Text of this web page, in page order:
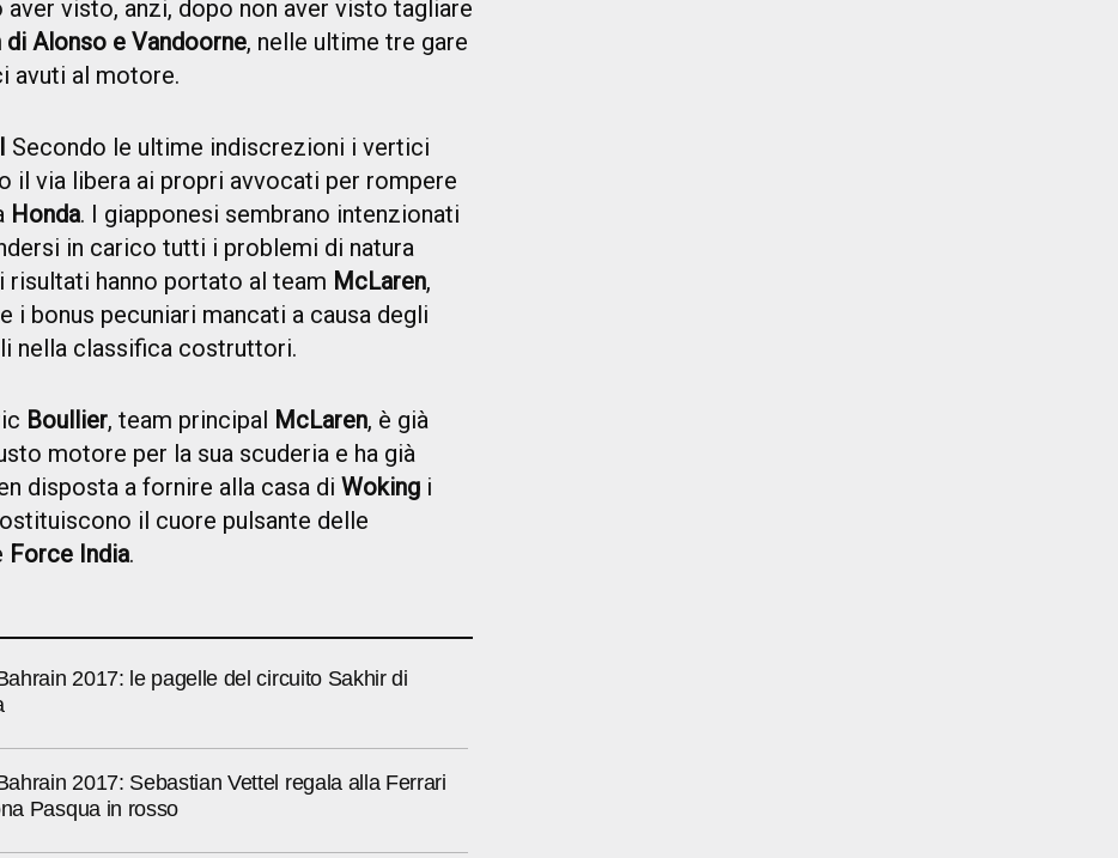
visto, anzi, dopo non aver visto tagliare
di Alonso e Vandoorne, nelle ultime tre gare
avuti al motore.
Secondo le ultime indiscrezioni i vertici
il via libera ai propri avvocati per rompere
Honda. I giapponesi sembrano intenzionati
in carico tutti i problemi di natura
hanno portato al team McLaren,
i bonus pecuniari mancati a causa degli
nella classifica costruttori.
Boullier, team principal McLaren, è già
motore per la sua scuderia e ha già
disposta a fornire alla casa di Woking i
il cuore pulsante delle
Force India.
2017: le pagelle del circuito Sakhir di
2017: Sebastian Vettel regala alla Ferrari
Pasqua in rosso